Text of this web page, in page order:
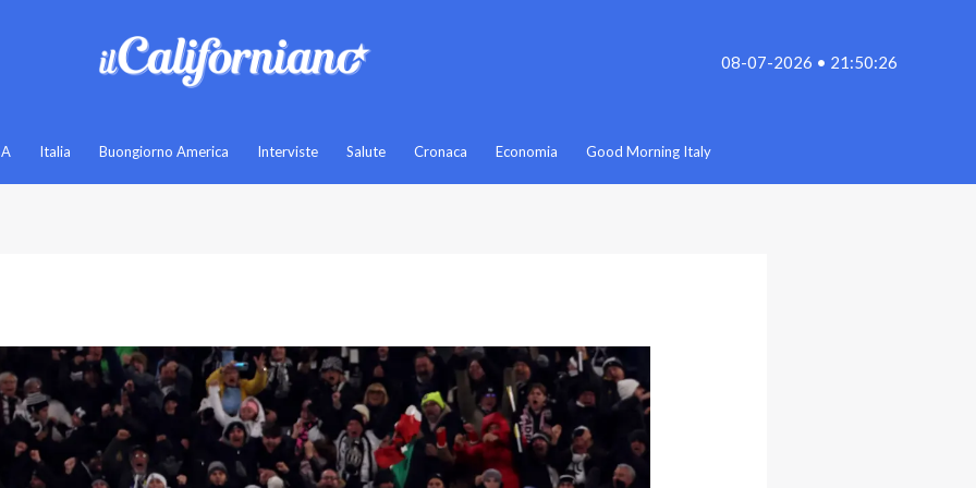
08-07-2026 • 21:50:26
Italia Buongiorno America Interviste Salute Cronaca Economia Good Morning Italy